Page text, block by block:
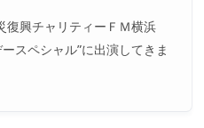
復興チャリティーＦＭ横浜
ースペシャル”に出演してきま